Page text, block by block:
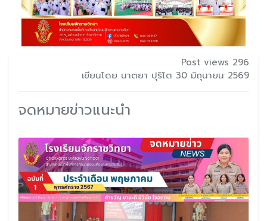
Post views 296
เขียนโดย นาตยา ปุริโต 30 มิถุนายน 2569
จดหมายข่าวแนะนำ